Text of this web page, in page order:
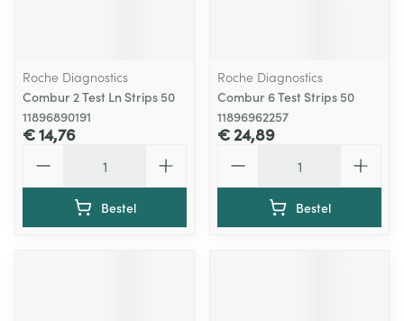
Roche Diagnostics
Combur 2 Test Ln Strips 50
11896890191
€ 14,76
Bestel
Roche Diagnostics
Combur 6 Test Strips 50
11896962257
€ 24,89
Bestel